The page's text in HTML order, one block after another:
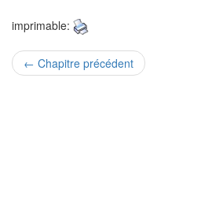
imprimable:
← Chapitre précédent